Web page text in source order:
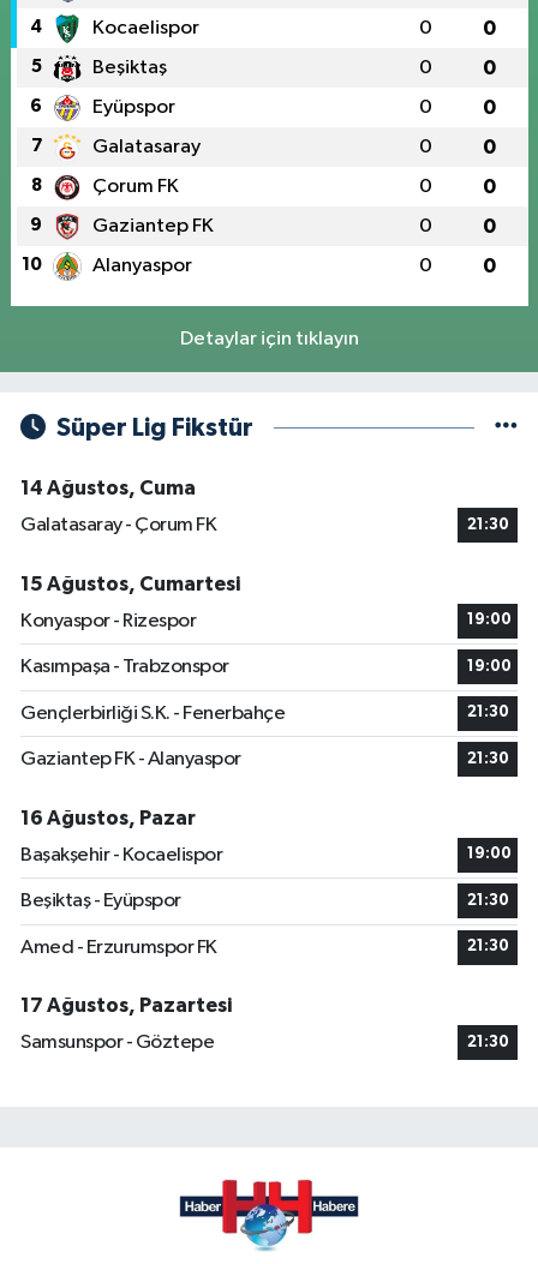
4 Kocaelispor 0 0
5 Beşiktaş 0 0
6 Eyüpspor 0 0
7 Galatasaray 0 0
8 Çorum FK 0 0
9 Gaziantep FK 0 0
10 Alanyaspor 0 0
Detaylar için tıklayın
Süper Lig Fikstür
14 Ağustos, Cuma
Galatasaray - Çorum FK
21:30
15 Ağustos, Cumartesi
Konyaspor - Rizespor
19:00
Kasımpaşa - Trabzonspor 19:00
Gençlerbirliği S.K. - Fenerbahçe 21:30
Gaziantep FK - Alanyaspor 21:30
16 Ağustos, Pazar
Başakşehir - Kocaelispor
19:00
Beşiktaş - Eyüpspor 21:30
Amed - Erzurumspor FK 21:30
17 Ağustos, Pazartesi
Samsunspor - Göztepe
21:30